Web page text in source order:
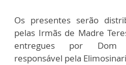
Os presentes serão
pelas Irmãs de Madre
entregues por Dom
responsável pela